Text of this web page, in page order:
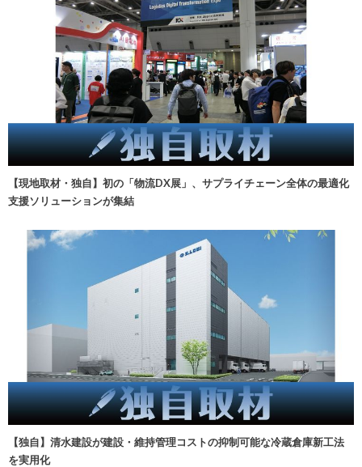
【現地取材・独自】初の「物流DX展」、サプライチェーン全体の最適化
支援ソリューションが集結
【独自】清水建設が建設・維持管理コストの抑制可能な冷蔵倉庫新工法
を実用化